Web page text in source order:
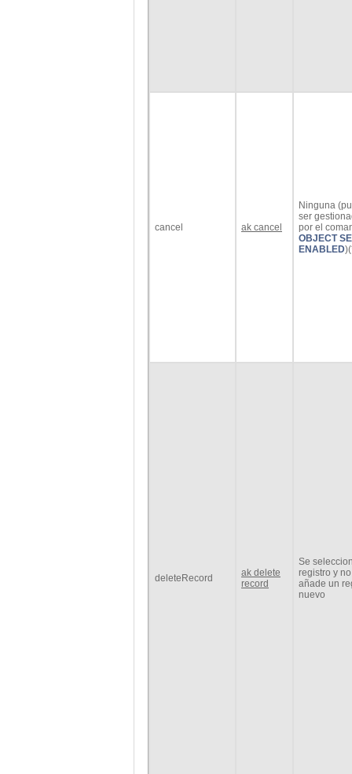
cancel ak cancel
Ninguna
ser
por el
OBJECT
ENABLED
deleteRecord
ak delete
record
Se
registro y
añade un
nuevo